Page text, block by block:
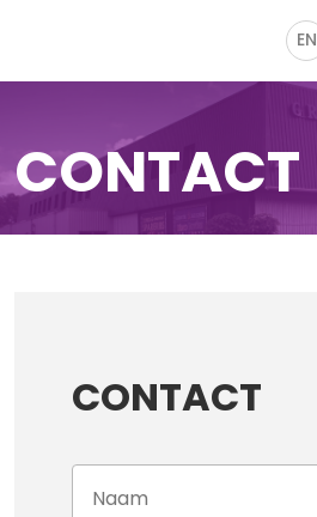
EN
CONTACT
CONTACT